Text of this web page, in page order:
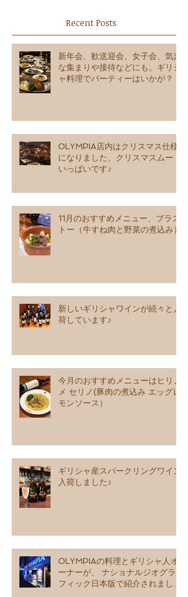
Recent Posts
新年会、歓送迎会、女子会、気楽
な集まりや接待などにも。ギリシ
ャ料理でパーティーはいかが？
OLYMPIA店内はクリスマス仕様
になりました、クリスマスムード
いっぱいです♪
11月のおすすめメニュー、ブラス
トー（牛すね肉と野菜の煮込み）
新しいギリシャワインが続々と入
荷しています♪
今月のおすすめメニューはヒリノ
メ セリノ(豚肉の煮込み エッグレ
モンソース）
ギリシャ産スパークリングワイン
入荷しました♪
OLYMPIAの料理とギリシャ人オ
ーナーが、 ナショナルジオグラ
フィック日本版で紹介されました